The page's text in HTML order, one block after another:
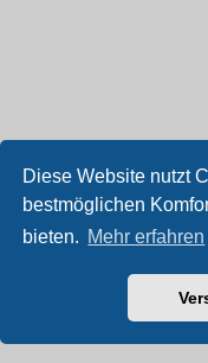
Diese Website nutzt
bestmöglichen
bieten. Mehr erfahren